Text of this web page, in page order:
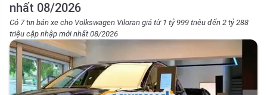
nhất 08/2026
Có 7 tin bán xe cho Volkswagen Viloran giá từ 1 tỷ 999 triệu đến 2 tỷ 288
triệu cập nhập mới nhất 08/2026